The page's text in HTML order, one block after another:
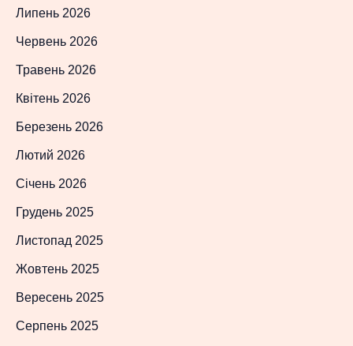
Липень 2026
Червень 2026
Травень 2026
Квітень 2026
Березень 2026
Лютий 2026
Січень 2026
Грудень 2025
Листопад 2025
Жовтень 2025
Вересень 2025
Серпень 2025